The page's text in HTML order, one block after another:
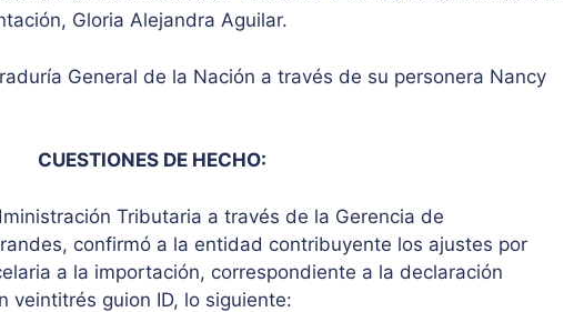
Gloria Alejandra Aguilar.
General de la Nación a través de su personera Nancy
CUESTIONES DE HECHO:
Tributaria a través de la Gerencia de
confirmó a la entidad contribuyente los ajustes por
a la importación, correspondiente a la declaración
veintitrés guion ID, lo siguiente: